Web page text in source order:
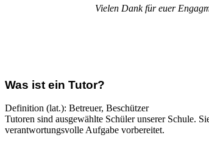
Vielen Dank für euer
Was ist ein Tutor?
Definition (lat.): Betreuer, Beschützer
Tutoren sind ausgewählte Schüler unserer Schule.
verantwortungsvolle Aufgabe vorbereitet.